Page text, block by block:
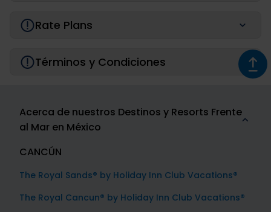
Rate Plans
Términos y Condiciones
Acerca de nuestros Destinos y Resorts Frente
al Mar en México
CANCÚN
The Royal Sands® by Holiday Inn Club Vacations®
The Royal Cancun® by Holiday Inn Club Vacations®